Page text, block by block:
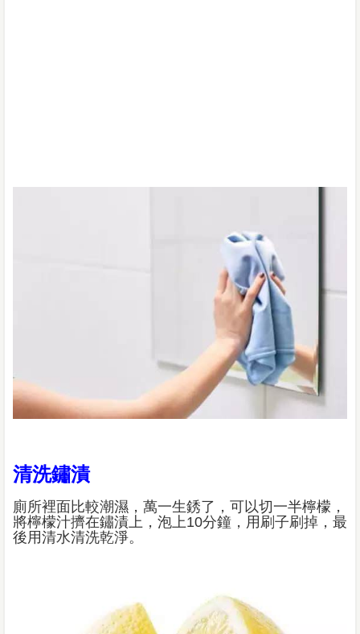
清洗鏽漬
廁所裡面比較潮濕，萬一生銹了，可以切一半檸檬，
將檸檬汁擠在鏽漬上，泡上10分鐘，用刷子刷掉，最
後用清水清洗乾淨。